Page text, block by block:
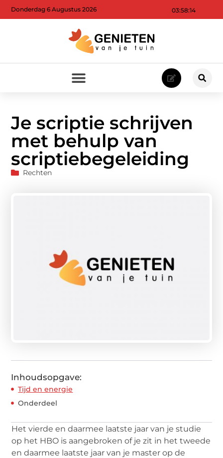
03:58:14
Donderdag 6 Augustus 2026
Je scriptie schrijven
met behulp van
scriptiebegeleiding
Rechten
Inhoudsopgave:
Tijd en energie
Onderdeel
Het vierde en daarmee laatste jaar van je studie
op het HBO is aangebroken of je zit in het tweede
en daarmee laatste jaar van je master op de